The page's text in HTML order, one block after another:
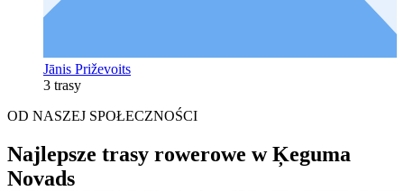
Jānis Priževoits
3 trasy
OD NASZEJ SPOŁECZNOŚCI
Najlepsze trasy rowerowe w Ķeguma
Novads